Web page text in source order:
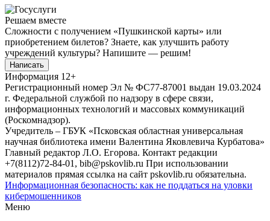
Решаем вместе
Сложности с получением «Пушкинской карты» или
приобретением билетов? Знаете, как улучшить работу
учреждений культуры? Напишите — решим!
Написать
Информация 12+
Регистрационный номер Эл № ФС77-87001 выдан 19.03.2024
г. Федеральной службой по надзору в сфере связи,
информационных технологий и массовых коммуникаций
(Роскомнадзор).
Учредитель – ГБУК «Псковская областная универсальная
научная библиотека имени Валентина Яковлевича Курбатова»
Главный редактор Л.О. Егорова. Контакт редакции
+7(8112)72-84-01, bib@pskovlib.ru При использовании
материалов прямая ссылка на сайт pskovlib.ru обязательна.
Информационная безопасность: как не поддаться на уловки
кибермошенников
Меню